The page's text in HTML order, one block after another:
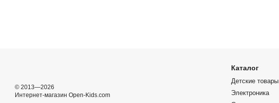
© 2013—2026
Интернет-магазин Open-Kids.com
Каталог
Детские товары
Электроника